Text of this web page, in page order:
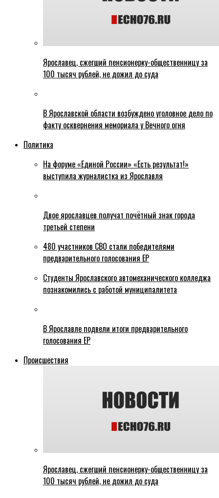
Ярославец, сжегший пенсионерку-общественницу за
100 тысяч рублей, не дожил до суда
В Ярославской области возбуждено уголовное дело по
факту осквернения мемориала у Вечного огня
Политика
На форуме «Единой России» «Есть результат!»
выступила журналистка из Ярославля
Двое ярославцев получат почётный знак города
третьей степени
480 участников СВО стали победителями
предварительного голосования ЕР
Студенты Ярославского автомеханического колледжа
познакомились с работой муниципалитета
В Ярославле подвели итоги предварительного
голосования ЕР
Происшествия
Ярославец, сжегший пенсионерку-общественницу за
100 тысяч рублей, не дожил до суда